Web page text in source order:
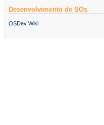
Desenvolvimento de SOs
OSDev Wiki